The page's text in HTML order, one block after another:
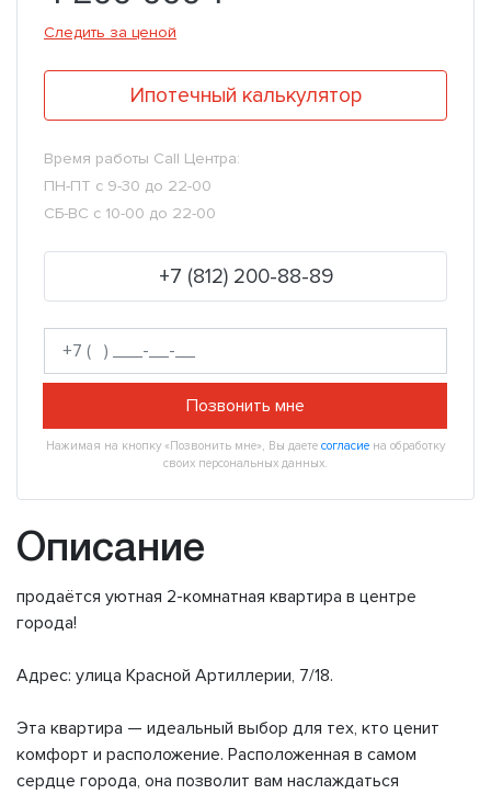
Следить за ценой
Ипотечный калькулятор
Время работы Call Центра:
ПН-ПТ с 9-30 до 22-00
СБ-ВС с 10-00 до 22-00
+7 (812) 200-88-89
Позвонить мне
Нажимая на кнопку «Позвонить мне», Вы даете согласие на обработку
своих персональных данных.
Описание
продаётся уютная 2-комнатная квартира в центре
города!
Адрес: улица Красной Артиллерии, 7/18.
Эта квартира — идеальный выбор для тех, кто ценит
комфорт и расположение. Расположенная в самом
сердце города, она позволит вам наслаждаться